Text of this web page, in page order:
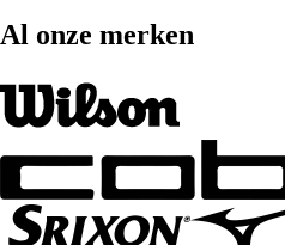
Al onze merken